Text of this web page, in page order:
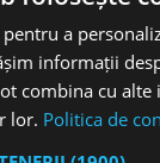
a
informații
combina cu
lor. Politica de